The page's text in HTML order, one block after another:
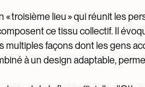
« troisième lieu » qui réunit les
ce tissu collectif. Il
multiples façons dont les gens
à un design adaptable,